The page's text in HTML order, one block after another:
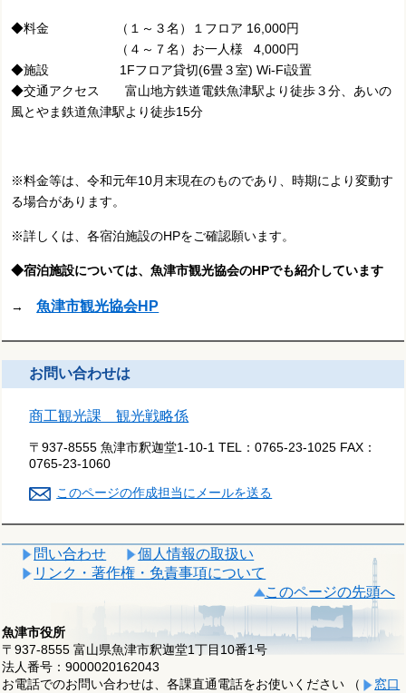
◆料金 （１～３名）１フロア 16,000円
（４～７名）お一人様 4,000円
◆施設 1Fフロア貸切(6畳３室) Wi-Fi設置
◆交通アクセス 富山地方鉄道電鉄魚津駅より徒歩３分、あいの
風とやま鉄道魚津駅より徒歩15分
※料金等は、令和元年10月末現在のものであり、時期により変動す
る場合があります。
※詳しくは、各宿泊施設のHPをご確認願います。
◆宿泊施設については、魚津市観光協会のHPでも紹介しています
→魚津市観光協会HP
お問い合わせは
商工観光課 観光戦略係
〒937-8555 魚津市釈迦堂1-10-1 TEL：0765-23-1025 FAX：
0765-23-1060
このページの作成担当にメールを送る
問い合わせ
個人情報の取扱い
リンク・著作権・免責事項について
このページの先頭へ
魚津市役所
〒937-8555 富山県魚津市釈迦堂1丁目10番1号
法人番号：9000020162043
お電話でのお問い合わせは、各課直通電話をお使いください （
窓口